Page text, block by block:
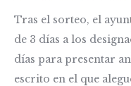
Tras el sorteo, el
de 3 días a los
días para presentar
escrito en el que